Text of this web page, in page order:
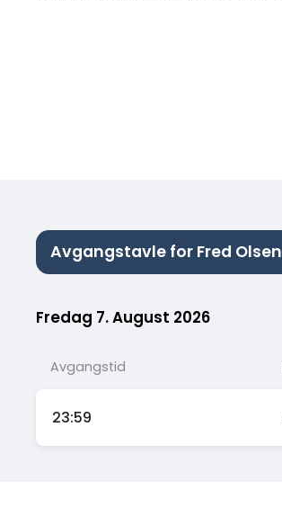
Avgangstavle for Fred Olsen
Fredag 7. August 2026
Avgangstid
23:59